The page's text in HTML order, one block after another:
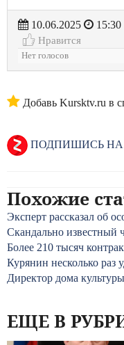
10.06.2025
15:30
Нравится
Нет голосов
Добавь Kursktv.ru в
ПОДПИШИСЬ НА
Похожие
Эксперт рассказал об
Скандально известный
Более 210 тысяч
Курянин несколько раз
Директор дома
ЕЩЕ В